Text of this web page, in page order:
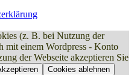
(z. B. bei Nutzung der
mit einem Wordpress - Konto
der Webseite akzeptieren Sie
Cookies ablehnen